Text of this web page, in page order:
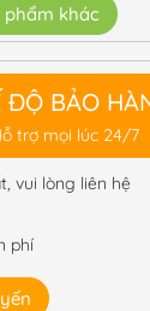
phẩm khác
ĐỘ BẢO
trợ mọi lúc 24/7
vui lòng liên hệ
phí